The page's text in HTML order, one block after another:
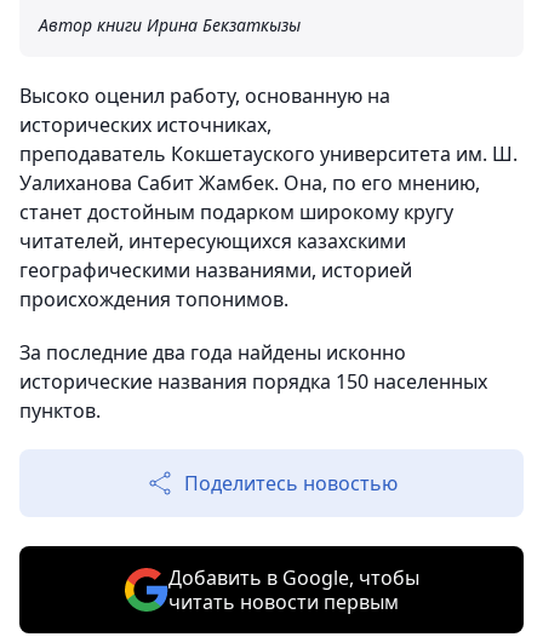
Автор книги Ирина Бекзаткызы
Высоко оценил работу, основанную на
исторических источниках,
преподаватель Кокшетауского университета им. Ш.
Уалиханова Сабит Жамбек. Она, по его мнению,
станет достойным подарком широкому кругу
читателей, интересующихся казахскими
географическими названиями, историей
происхождения топонимов.
За последние два года найдены исконно
исторические названия порядка 150 населенных
пунктов.
Поделитесь новостью
Добавить в Google, чтобы
читать новости первым